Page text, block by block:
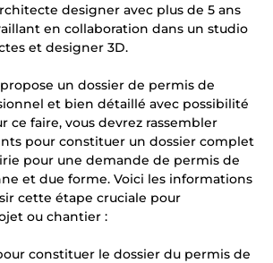
designer avec plus de 5 ans
en collaboration dans un studio
et designer 3D.
un dossier de permis de
et bien détaillé avec possibilité
ce faire, vous devrez rassembler
pour constituer un dossier complet
pour une demande de permis de
et due forme. Voici les informations
cette étape cruciale pour
ou chantier :
constituer le dossier du permis de